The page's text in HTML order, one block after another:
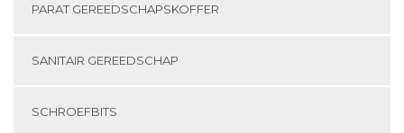
PARAT GEREEDSCHAPSKOFFER
SANITAIR GEREEDSCHAP
SCHROEFBITS